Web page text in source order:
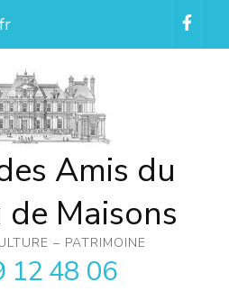
Amis du
Maisons
– PATRIMOINE
12 48 06